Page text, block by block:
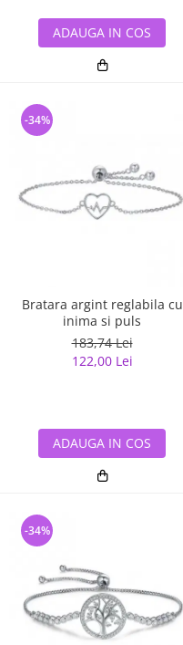
ADAUGA IN COS
Bratara argint reglabila cu
inima si puls
183,74 Lei
122,00 Lei
-34%
ADAUGA IN COS
-34%